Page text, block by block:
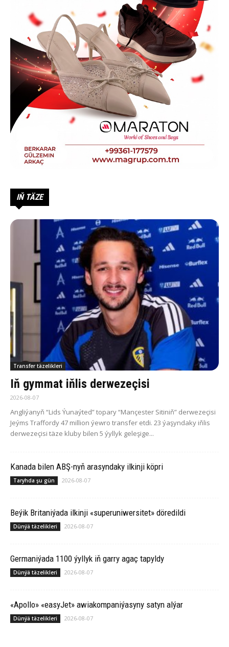
IŇ TÄZE
Transfer täzelikleri
Iň gymmat iňlis derwezeçisi
2026-08-07
Angliýanyň “Lids Ýunaýted” topary “Mançester Sitiniň” derwezeçisi
Jeýms Traffordy 47 million ýewro transfer etdi. 23 ýaşyndaky iňlis
derwezeçisi täze kluby bilen 5 ýyllyk geleşige...
Ka­na­da bilen ABŞ-nyň arasyndaky ilkinji köp­ri
Taryhda şu gün 2026-08-07
Beýik Britaniýada ilkinji «superuniwersitet» döredildi
Dünýä täzelikleri 2026-08-07
Germaniýada 1100 ýyllyk iň garry agaç tapyldy
Dünýä täzelikleri 2026-08-07
«Apollo» «easyJet» awiakompaniýasyny satyn alýar
Dünýä täzelikleri 2026-08-07